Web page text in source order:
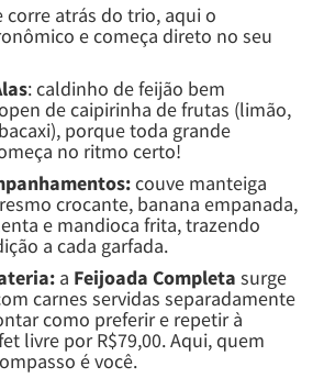
corre atrás do trio, aqui o
e começa direto no seu
: caldinho de feijão bem
de caipirinha de frutas (limão,
porque toda grande
no ritmo certo!
couve manteiga
crocante, banana empanada,
e mandioca frita, trazendo
a cada garfada.
a Feijoada Completa surge
carnes servidas separadamente
como preferir e repetir à
livre por R$79,00. Aqui, quem
é você.